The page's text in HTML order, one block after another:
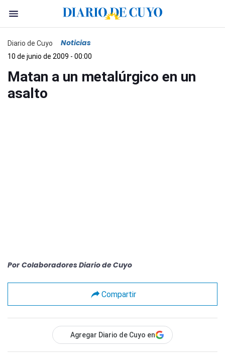
Diario de Cuyo Noticias
10 de junio de 2009 - 00:00
Matan a un metalúrgico en un
asalto
Por Colaboradores Diario de Cuyo
Compartir
Agregar Diario de Cuyo en